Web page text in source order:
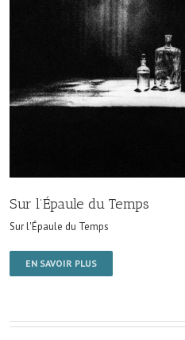
Sur l’Épaule du Temps
Sur l'Épaule du Temps
EN SAVOIR PLUS